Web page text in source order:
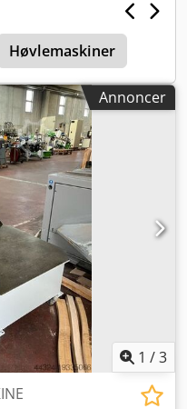
Høvlemaskiner
Annoncer
1 /3